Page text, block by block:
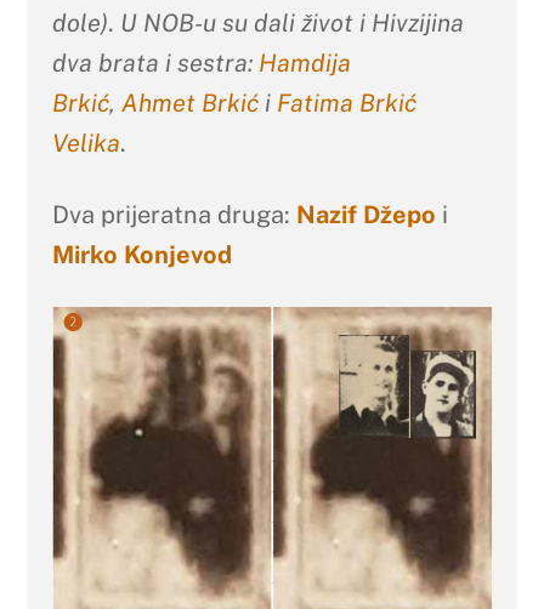
dole). U NOB-u su dali život i Hivzijina
dva brata i sestra: Hamdija
Brkić, Ahmet Brkići Fatima Brkić
Velika.
Dva prijeratna druga: Nazif Džepo i
Mirko Konjevod